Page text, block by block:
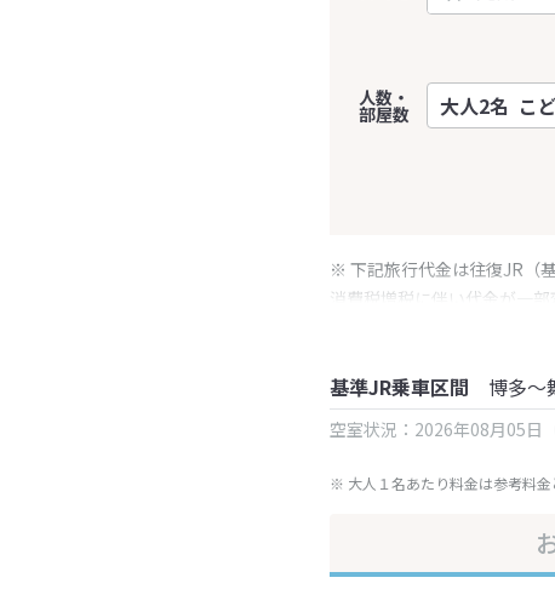
人数・
部屋数
※ 下記旅行代金は往復JR（
消費税増税に伴い代金が一部
※ 表示されている旅行代金
基準JR乗車区間 博多～
空室状況：2026年08月05日
※ 大人１名あたり料金は参考料金